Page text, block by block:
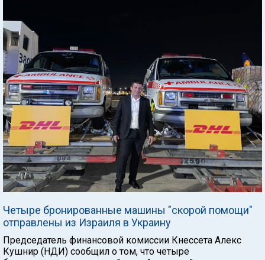
Четыре бронированные машины "скорой помощи"
отправлены из Израиля в Украину
Председатель финансовой комиссии Кнессета Алекс
Кушнир (НДИ) сообщил о том, что четыре